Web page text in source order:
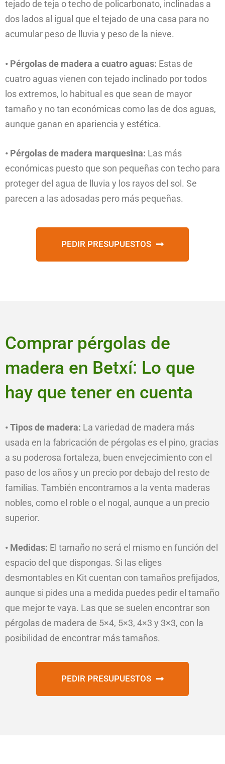
tejado de teja o techo de policarbonato, inclinadas a
dos lados al igual que el tejado de una casa para no
acumular peso de lluvia y peso de la nieve.
• Pérgolas de madera a cuatro aguas: Estas de
cuatro aguas vienen con tejado inclinado por todos
los extremos, lo habitual es que sean de mayor
tamaño y no tan económicas como las de dos aguas,
aunque ganan en apariencia y estética.
• Pérgolas de madera marquesina: Las más
económicas puesto que son pequeñas con techo para
proteger del agua de lluvia y los rayos del sol. Se
parecen a las adosadas pero más pequeñas.
PEDIR PRESUPUESTOS
Comprar pérgolas de
madera en Betxí: Lo que
hay que tener en cuenta
• Tipos de madera: La variedad de madera más
usada en la fabricación de pérgolas es el pino, gracias
a su poderosa fortaleza, buen envejecimiento con el
paso de los años y un precio por debajo del resto de
familias. También encontramos a la venta maderas
nobles, como el roble o el nogal, aunque a un precio
superior.
• Medidas: El tamaño no será el mismo en función del
espacio del que dispongas. Si las eliges
desmontables en Kit cuentan con tamaños prefijados,
aunque si pides una a medida puedes pedir el tamaño
que mejor te vaya. Las que se suelen encontrar son
pérgolas de madera de 5×4, 5×3, 4×3 y 3×3, con la
posibilidad de encontrar más tamaños.
PEDIR PRESUPUESTOS